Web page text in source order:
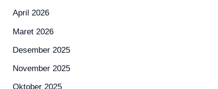
April 2026
Maret 2026
Desember 2025
November 2025
Oktober 2025